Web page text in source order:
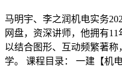
马明宇、李之润机电实务
网盘，资深讲师，他拥有
以结合图形、互动频繁著
学。 课程目录： 一建【机